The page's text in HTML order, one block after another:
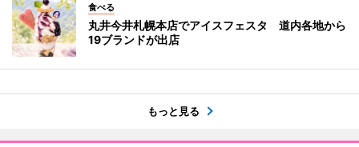
食べる
丸井今井札幌本店でアイスフェスタ 道内各地から
19ブランドが出店
もっと見る